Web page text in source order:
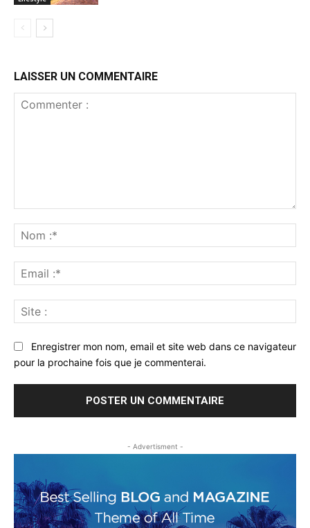
LAISSER UN COMMENTAIRE
:*
:*
:
Enregistrer mon nom, email et site web dans ce navigateur
pour la prochaine fois que je commenterai.
- Advertisment -